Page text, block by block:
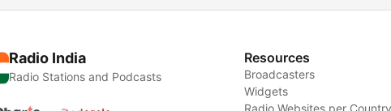
Radio India
Radio Stations and Podcasts
Resources
Broadcasters
Widgets
Radio Websites per